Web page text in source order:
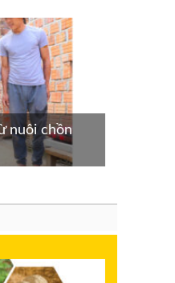
nuôi chồn